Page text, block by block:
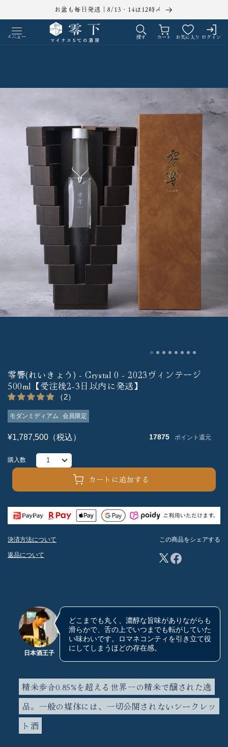
進む
お盆も毎日発送｜8/13・14は12時〆
メニュー 探す カート
カ
ー
お気に入り ログイン
ロ
グ
イ
零響(れいきょう) - Crystal 0 - 2023ヴィンテージ
500ml【受注後2-3日以内に発送】
（2）
モダンミディアム 会員限定
¥1,787,500（税込） 17875 ポイント還元
購入数
カートに追加する
決済方法について
返品について
この商品をシェアする
日本酒王子
どこまでも丸く、濃醇な旨味がありながらも
滑らかで、舌の上でいつまでも転がしていた
い味わいです。ロマネコンティを引き立て役
にしてしまうほどの存在感。
精米歩合0.85%を超える世界一の精米で醸された逸
品。一般の媒体には、一切公開されないシークレッ
ト酒